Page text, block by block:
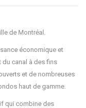
de Montréal.
économique et
du canal à des fins
et de nombreuses
haut de gamme.
qui combine des